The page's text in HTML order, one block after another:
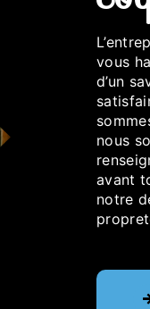
vous
d’un
nous
avant
notre